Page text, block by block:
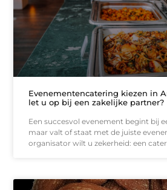
Evenementencatering kiezen in
let u op bij een zakelijke partner?
Een succesvol evenement begint bij
maar valt of staat met de juiste
organisator wilt u zekerheid: een